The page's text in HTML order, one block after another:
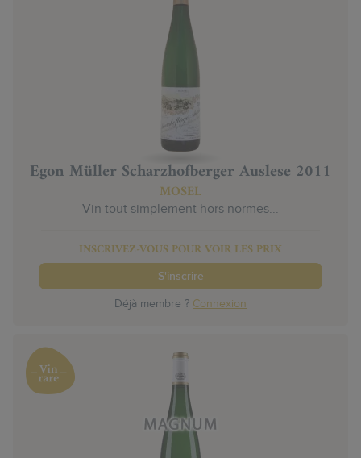
Egon Müller Scharzhofberger Auslese 2011
MOSEL
Vin tout simplement hors normes...
INSCRIVEZ-VOUS POUR VOIR LES PRIX
S'inscrire
Déjà membre ? Connexion